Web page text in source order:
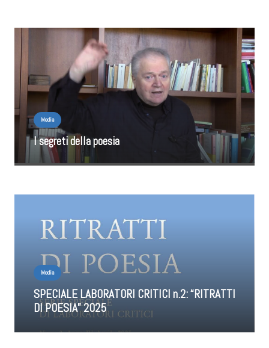
Media
I segreti della poesia
Media
SPECIALE LABORATORI CRITICI n.2: “RITRATTI
DI POESIA” 2025